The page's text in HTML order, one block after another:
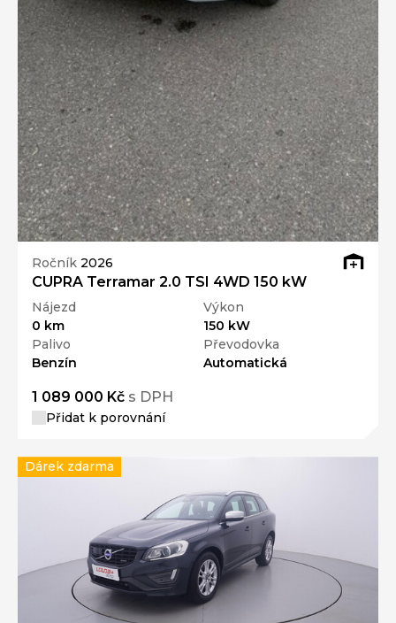
Ročník 2026
CUPRA Terramar 2.0 TSI 4WD 150 kW
Nájezd
0 km
Výkon
150 kW
Palivo
Benzín
Převodovka
Automatická
1 089 000 Kč s DPH
Přidat k porovnání
Dárek zdarma